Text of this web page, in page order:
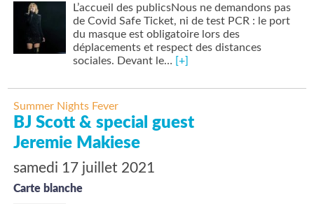
L’accueil des publicsNous ne demandons pas
de Covid Safe Ticket, ni de test PCR : le port
du masque est obligatoire lors des
déplacements et respect des distances
sociales. Devant le… [+]
Summer Nights Fever
BJ Scott & special guest
Jeremie Makiese
samedi 17 juillet 2021
Carte blanche